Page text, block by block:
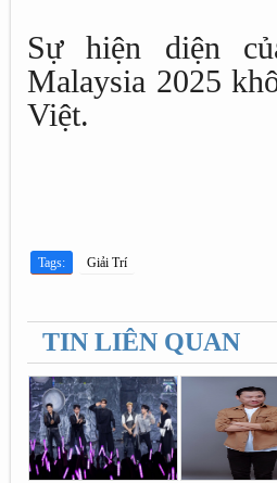
Sự hiện diện
Malaysia 2025
Việt.
Tags: Giải Trí
TIN LIÊN QUAN